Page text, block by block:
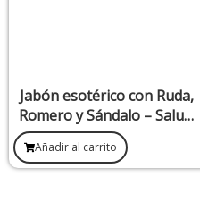
Jabón esotérico con Ruda,
Romero y Sándalo – Salud,
Dinero, Buena Suerte y
Amor
Añadir al carrito